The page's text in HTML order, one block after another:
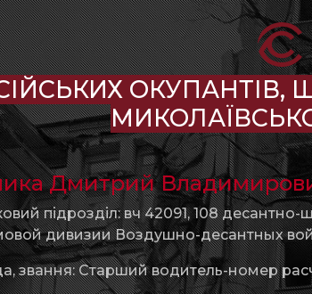
ОКУПАНТІВ,
Дмитрий
підрозділ: вч 42091, 108
дивизии Воздушно-десантных
звання: Старший водитель-номер